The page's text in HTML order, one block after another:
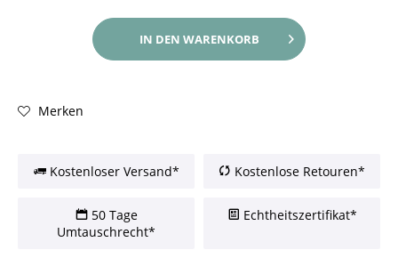
IN DEN WARENKORB
Merken
Kostenloser Versand* Kostenlose Retouren*
50 Tage
Umtauschrecht*
Echtheitszertifikat*